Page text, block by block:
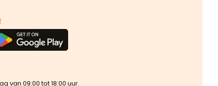
van 09:00 tot 18:00 uur.